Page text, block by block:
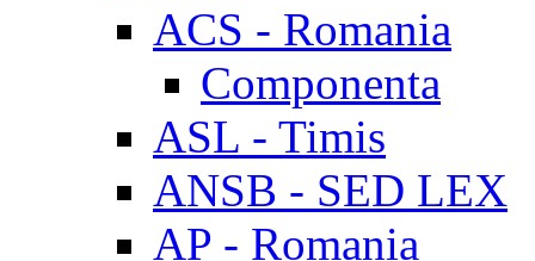
ACS - Romania
Componenta
ASL - Timis
ANSB - SED LEX
AP - Romania